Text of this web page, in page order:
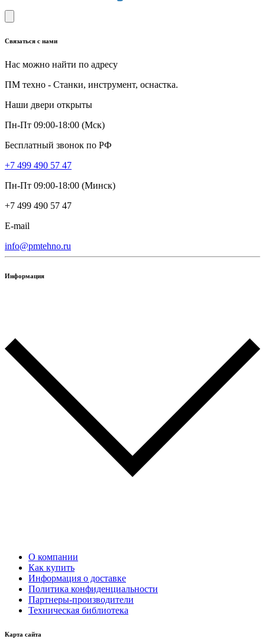
Связаться с нами
Нас можно найти по адресу
ПМ техно - Станки, инструмент, оснастка.
Наши двери открыты
Пн-Пт 09:00-18:00 (Мск)
Бесплатный звонок по РФ
+7 499 490 57 47
Пн-Пт 09:00-18:00 (Минск)
+7 499 490 57 47
E-mail
info@pmtehno.ru
Информация
О компании
Как купить
Информация о доставке
Политика конфиденциальности
Партнеры-производители
Техническая библиотека
Карта сайта